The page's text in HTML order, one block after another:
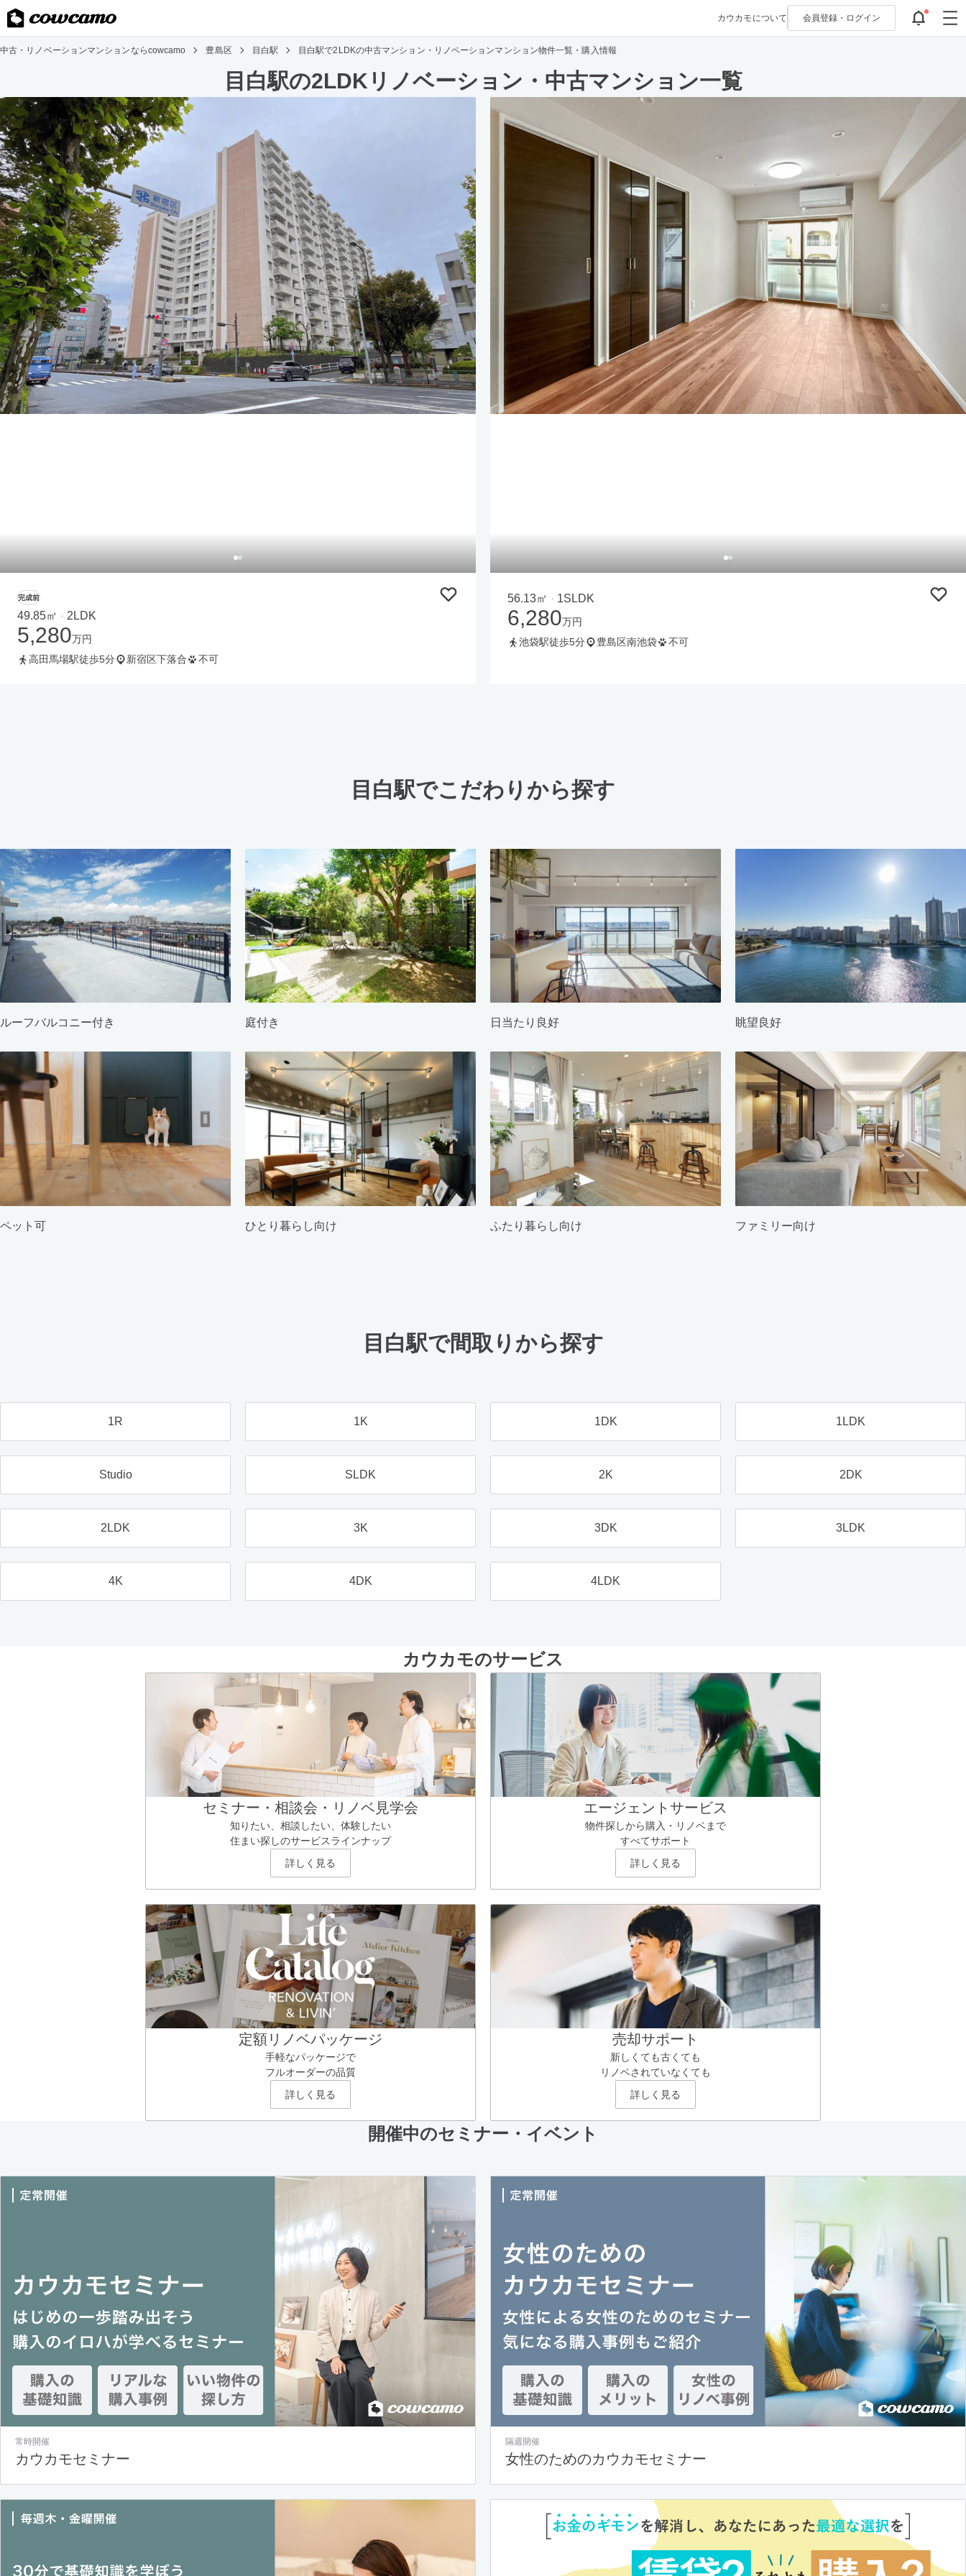
カウカモについて 会員登録・ ログイン
中古・リノベーションマンションならcowcamo 豊島区 目白駅 目白駅で2LDKの中古マンション・リノベーションマンション物件一覧・購入情報
目白駅の2LDKリノベーション・中古マンション一覧
完成前
49.85㎡ ・ 2LDK
5,280万円
高田馬場駅徒歩5分
新宿区下落合 不可
56.13㎡ ・ 1SLDK
6,280万円
池袋駅徒歩5分
豊島区南池袋 不可
目白駅でこだわりから探す
ルーフバルコニー付き 庭付き 日当たり良好 眺望良好
ペット可 ひとり暮らし向け ふたり暮らし向け ファミリー向け
目白駅で間取りから探す
1R 1K 1DK 1LDK
Studio SLDK 2K 2DK
2LDK 3K 3DK 3LDK
4K 4DK 4LDK
カウカモのサービス
セミナー・相談会・リノベ見学会
知りたい、相談したい、体験したい
住まい探しのサービスラインナップ
詳しく見る
エージェントサービス
物件探しから購入・リノベまで
すべてサポート
詳しく見る
定額リノベパッケージ
手軽なパッケージで
フルオーダーの品質
詳しく見る
売却サポート
新しくても古くても
リノベされていなくても
詳しく見る
開催中のセミナー・イベント
常時開催
カウカモセミナー
隔週開催
女性のためのカウカモセミナー